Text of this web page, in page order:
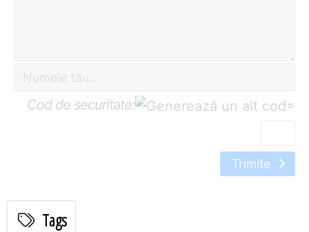
Cod de securitate: =
Trimite
Tags